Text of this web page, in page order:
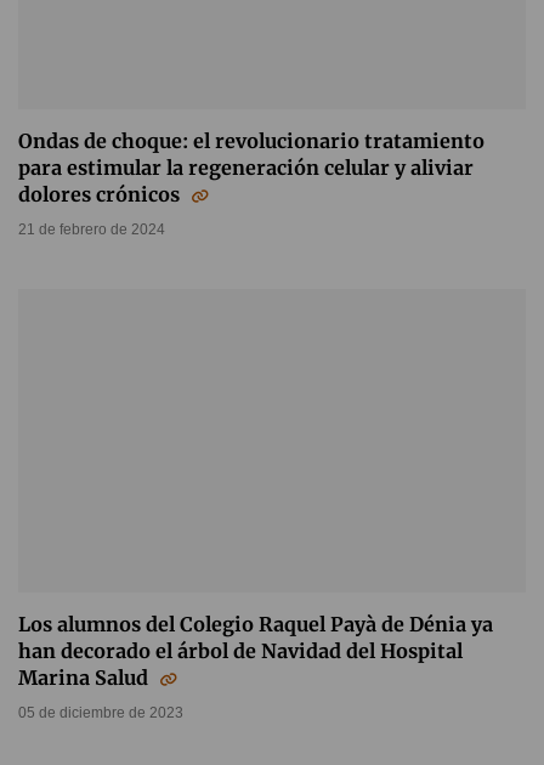
Ondas de choque: el revolucionario tratamiento
para estimular la regeneración celular y aliviar
dolores crónicos
21 de febrero de 2024
Los alumnos del Colegio Raquel Payà de Dénia ya
han decorado el árbol de Navidad del Hospital
Marina Salud
05 de diciembre de 2023